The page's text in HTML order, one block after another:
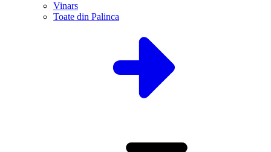
Vinars
Toate din Palinca